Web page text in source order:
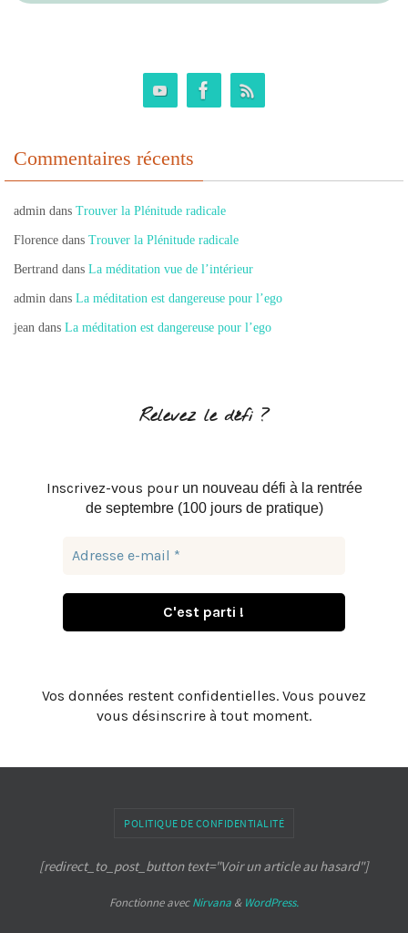
Commentaires récents
admin dans Trouver la Plénitude radicale
Florence dans Trouver la Plénitude radicale
Bertrand dans La méditation vue de l’intérieur
admin dans La méditation est dangereuse pour l’ego
jean dans La méditation est dangereuse pour l’ego
Relevez le défi ?
Inscrivez-vous pour un nouveau défi à la rentrée
de septembre (100 jours de pratique)
Vos données restent confidentielles. Vous pouvez
vous désinscrire à tout moment.
POLITIQUE DE CONFIDENTIALITÉ
[redirect_to_post_button text="Voir un article au hasard"]
Fonctionne avecNirvana & WordPress.